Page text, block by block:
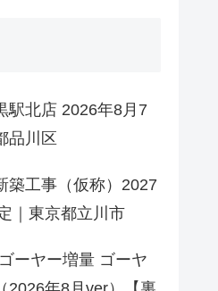
駅北店 2026年8月7
品川区
築工事（仮称）2027
｜東京都立川市
ーヤー増量 ゴーヤ